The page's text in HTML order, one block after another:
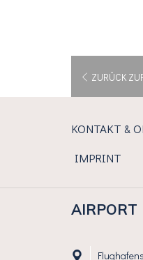
ZURÜCK
KONTAKT &
IMPRINT
AIRPORT